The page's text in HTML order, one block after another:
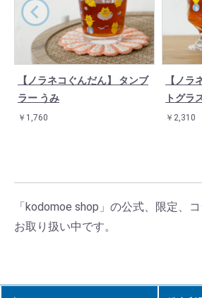
【ノラネコぐんだん】 タンブ
ラー うみ
￥1,760
【ノラ
トグ
￥2,310
「kodomoe shop」の公式、限定、
お取り扱い中です。